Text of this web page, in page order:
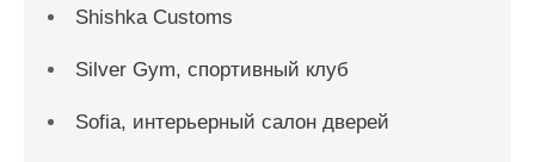
Shishka Customs
Silver Gym, спортивный клуб
Sofia, интерьерный салон дверей